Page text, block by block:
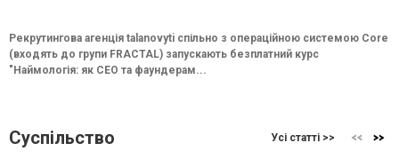
Рекрутингова агенція talanovyti спільно з операційною системою Core
(входять до групи FRACTAL) запускають безплатний курс
"Наймологія: як СEO та фаундерам...
Суспільство Усі статті >>